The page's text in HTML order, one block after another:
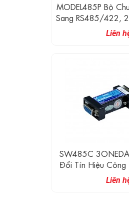
MODEL485P Bộ
Sang RS485/422,
Liên
SW485C
Đổi Tín Hiệu Công
Sang RS-
Liên